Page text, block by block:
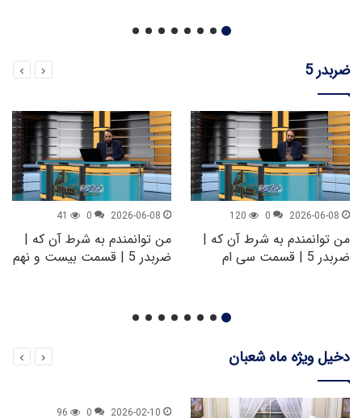
ضربدر 5
2026-06-08
0
120
من توانمندم به شرط آن که |
ضربدر 5 | قسمت سی ام
2026-06-08
0
41
من توانمندم به شرط آن که |
ضربدر 5 | قسمت بیست و نهم
دخیل ویژه ماه شعبان
2026-02-10
0
96